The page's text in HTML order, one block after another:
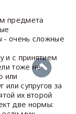
предмета
- очень сложные
и с принятием
тоже не
или
или супругов за
их второй
две нормы: